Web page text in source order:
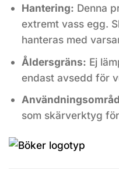
Hantering: Denna
extremt vass egg.
hanteras med
Åldersgräns: Ej
endast avsedd för
som skärverktyg